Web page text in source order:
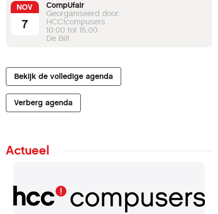
NOV
7
CompUfair
Georganiseerd door:
HCC!compusers
10:00 tot 15:00
De Bilt
Bekijk de volledige agenda
Verberg agenda
Actueel